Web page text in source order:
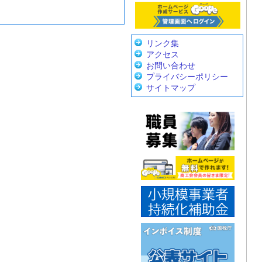
リンク集
アクセス
お問い合わせ
プライバシーポリシー
サイトマップ